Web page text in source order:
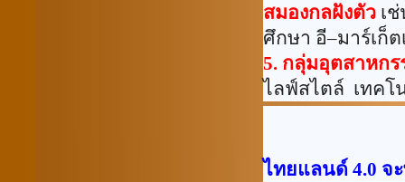
สมองกลฝังตัว เ
ศึกษา อี–มาร์เก็
5. กลุ่มอุตสาหกร
ไลฟ์สไตล์ เทคโ
ไทยแลนด์ 4.0 จ